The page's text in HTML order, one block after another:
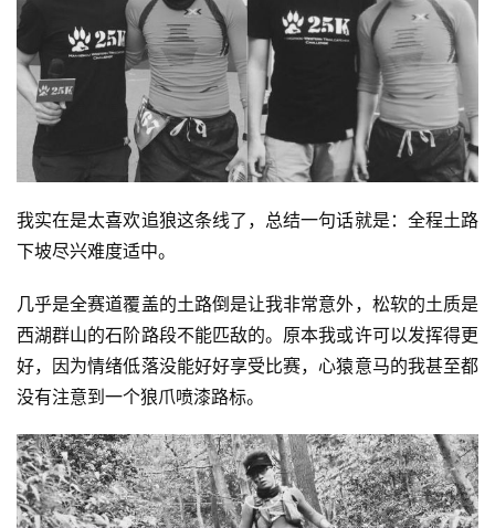
我实在是太喜欢追狼这条线了，总结一句话就是：全程土路
下坡尽兴难度适中。
几乎是全赛道覆盖的土路倒是让我非常意外，松软的土质是
西湖群山的石阶路段不能匹敌的。原本我或许可以发挥得更
好，因为情绪低落没能好好享受比赛，心猿意马的我甚至都
没有注意到一个狼爪喷漆路标。